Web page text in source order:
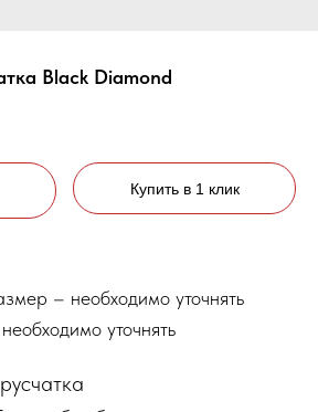
Black Diamond
Купить в 1 клик
– необходимо уточнять
уточнять